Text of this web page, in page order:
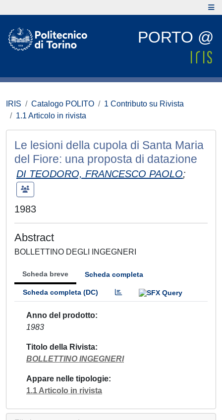
PORTO @
IRIS Catalogo POLITO
1 Contributo su Rivista
1.1 Articolo in rivista
Le lesioni della cupola di Santa Maria
del Fiore: una proposta di datazione
DI TEODORO, FRANCESCO PAOLO;
1983
Abstract
BOLLETTINO DEGLI INGEGNERI
Scheda breve Scheda completa
Scheda completa (DC)
Anno del prodotto
1983
Titolo della Rivista
BOLLETTINO INGEGNERI
Appare nelle tipologie
1.1 Articolo in rivista